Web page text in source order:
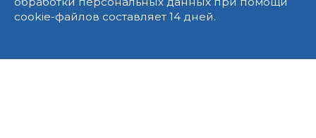
cookie-файлов составляет 14 дней.